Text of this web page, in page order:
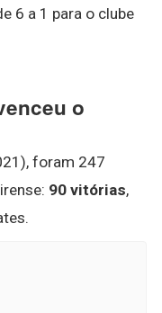
6 a 1 para o clube
o
foram 247
90 vitórias,